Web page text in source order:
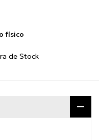
físico
de Stock